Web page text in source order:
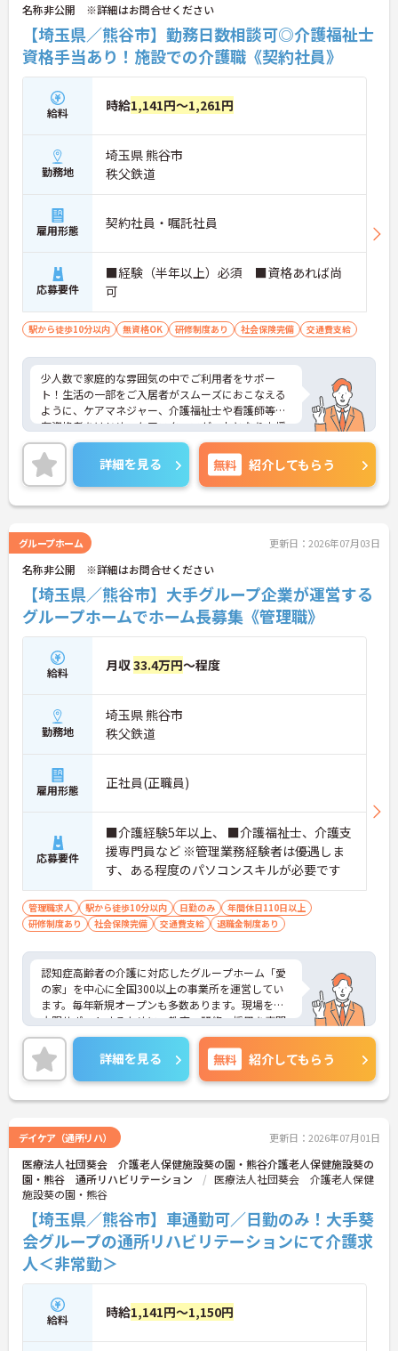
名称非公開 ※詳細はお問合せください
【埼玉県／熊谷市】勤務日数相談可◎介護福祉士
資格手当あり！施設での介護職《契約社員》
給料 時給1,141円～1,261円
勤務地
埼玉県 熊谷市
秩父鉄道
雇用形態 契約社員・嘱託社員
応募要件
■経験（半年以上）必須 ■資格あれば尚
可
駅から徒歩10分以内 無資格OK 研修制度あり 社会保険完備 交通費支給
少人数で家庭的な雰囲気の中でご利用者をサポー
ト！生活の一部をご入居者がスムーズにおこなえる
ように、ケアマネジャー、介護福祉士や看護師等の
有資格者をはじめ、ケアスタッフが一丸となり支援
します。現在、全国で300か所以上の介護事業所を
運営する法人で安定感も抜群です。
ご興味のある方には、面接対策ポイントなど、さら
に詳細をお話しいたしますのでお気軽にご相談くだ
さい！
詳細を見る 無料 紹介してもらう
グループホーム 更新日：2026年07月03日
名称非公開 ※詳細はお問合せください
【埼玉県／熊谷市】大手グループ企業が運営する
グループホームでホーム長募集《管理職》
給料 月収33.4万円～程度
勤務地
埼玉県 熊谷市
秩父鉄道
雇用形態 正社員(正職員)
応募要件
■介護経験5年以上、 ■介護福祉士、介護支
援専門員など ※管理業務経験者は優遇しま
す、ある程度のパソコンスキルが必要です
管理職求人 駅から徒歩10分以内 日勤のみ
年間休日110日以上
研修制度あり
社会保険完備 交通費支給 退職金制度あり
認知症高齢者の介護に対応したグループホーム「愛
の家」を中心に全国300以上の事業所を運営してい
ます。毎年新規オープンも多数あります。現場を最
大限サポートするために、教育・研修・採用を専門
とする部署や、コンプライアンスを推進する部署が
あり、グループ企業を含めた柔軟かつ強固なバック
アップがあります。ご興味ある方には、面接対策ポ
イントなど、さらに詳細をお話しいたしますのでお
気軽にご相談ください。
詳細を見る 無料 紹介してもらう
デイケア（通所リハ） 更新日：2026年07月01日
医療法人社団葵会 介護老人保健施設葵の園・熊谷介護老人保健施設葵の
園・熊谷 通所リハビリテーション
医療法人社団葵会 介護老人保健
施設葵の園・熊谷
【埼玉県／熊谷市】車通勤可／日勤のみ！大手葵
会グループの通所リハビリテーションにて介護求
人＜非常勤＞
給料 時給1,141円～1,150円